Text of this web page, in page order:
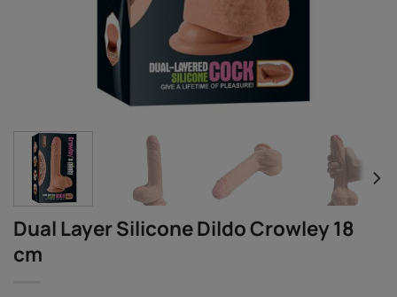
Dual Layer Silicone Dildo Crowley 18
cm